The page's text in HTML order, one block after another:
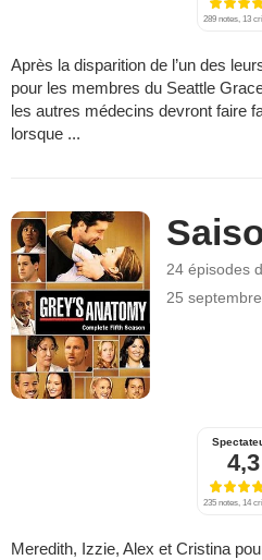
289 notes, 13
Après la disparition de l’un des
pour les membres du Seattle
les autres médecins devront faire
lorsque ...
24 épisodes
25
4,3
235 notes, 14
Meredith, Izzie, Alex et Cristina